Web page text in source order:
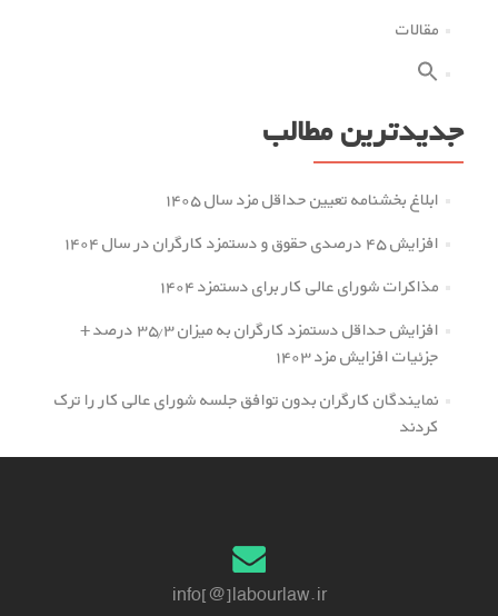
مقالات
جدیدترین مطالب
ابلاغ بخشنامه تعیین حداقل مزد سال ۱۴۰۵
افزایش ۴۵ درصدی حقوق و دستمزد کارگران در سال ۱۴۰۴
مذاکرات شورای عالی کار برای دستمزد ۱۴۰۴
افزایش حداقل دستمزد کارگران به میزان ۳۵.۳ درصد +
جزئیات افزایش مزد ۱۴۰۳
نمایندگان کارگران بدون توافق جلسه شورای عالی کار را ترک
کردند
info[@]labourlaw.ir